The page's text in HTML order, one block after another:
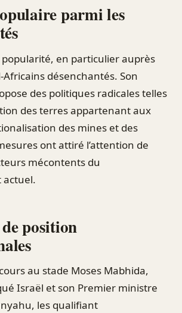
parmi les
popularité, en particulier auprès
Africains désenchantés. Son
des politiques radicales telles
des terres appartenant aux
des mines et des
ont attiré l’attention de
mécontents du
position
au stade Moses Mabhida,
Israël et son Premier ministre
les qualifiant